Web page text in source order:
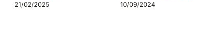
21/02/2025 10/09/2024